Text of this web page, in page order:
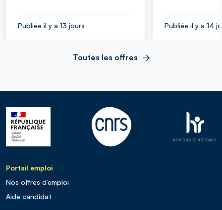
Publiée il y a 13 jours Publiée il y a 14
Toutes les offres
Portail emploi
Nos offres d’emploi
Aide candidat